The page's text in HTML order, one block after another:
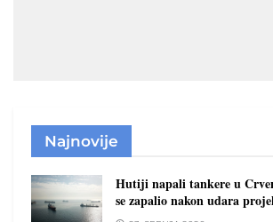
Najnovije
Hutiji napali tankere u
se zapalio nakon udara